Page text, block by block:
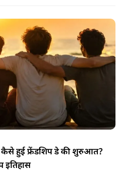
पचने वाला भोजन जैसे खिचड़ी
है।
हुई फ्रेंडशिप डे की शुरुआत?
इतिहास